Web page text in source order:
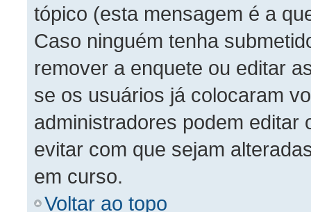
tópico (esta mensagem é a
Caso ninguém tenha
remover a enquete ou editar
se os usuários já colocaram
administradores podem editar
evitar com que sejam
em curso.
Voltar ao topo